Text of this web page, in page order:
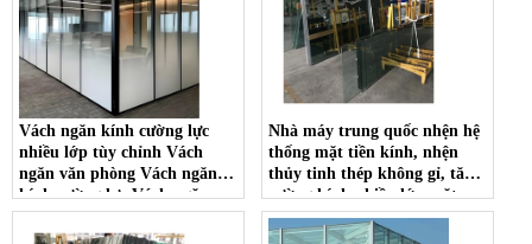
Vách ngăn kính cường lực
nhiều lớp tùy chỉnh Vách
ngăn văn phòng Vách ngăn
kính cường lực Vách ngăn
kính chống cháy
Nhà máy trung quốc nhện hệ
thống mặt tiền kính, nhện
thủy tinh thép không gỉ, tăng
cường kính nhiều lớp mặt
tiền để bán